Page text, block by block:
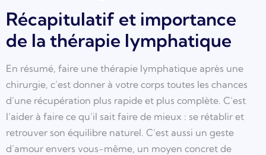
Récapitulatif et importance
de la thérapie lymphatique
En résumé, faire une thérapie lymphatique après une
chirurgie, c’est donner à votre corps toutes les chances
d’une récupération plus rapide et plus complète. C’est
l’aider à faire ce qu’il sait faire de mieux : se rétablir et
retrouver son équilibre naturel. C’est aussi un geste
d’amour envers vous-même, un moyen concret de